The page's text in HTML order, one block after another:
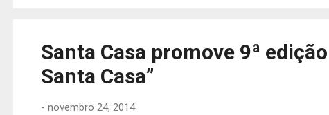
Santa Casa promove 9ª
Santa Casa”
- novembro 24, 2014